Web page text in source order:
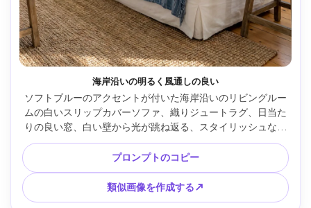
海岸沿いの明るく風通しの良い
ソフトブルーのアクセントが付いた海岸沿いのリビングルー
ムの白いスリップカバーソファ、織りジュートラグ、日当た
りの良い窓、白い壁から光が跳ね返る、スタイリッシュなス
ローブランケットとニュートラル枕、24mmレンズでSony
A7IVで撮影、f/5.6、超リアルなライフスタイルインテリア写
真、明るく清潔なグレーディング --ar 4:5
プロンプトのコピー
類似画像を作成する↗